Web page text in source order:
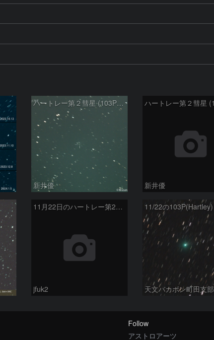
ハートレー第２彗星 (103P)：2023/12/23
新井優 新井優
11月22日のハートレー第2彗星
jfuk2
11/22の103P(Hartley)
天文バカボン町田支部
Follow
アストロアーツ